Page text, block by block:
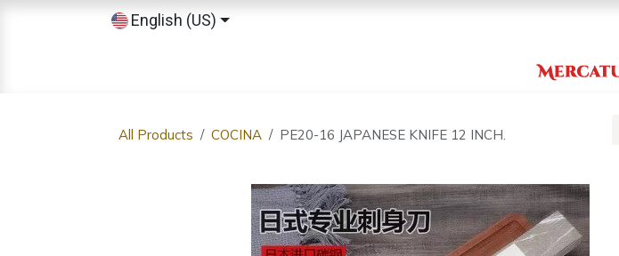
English (US)
All Products COCINA PE20-16 JAPANESE KNIFE 12 INCH.